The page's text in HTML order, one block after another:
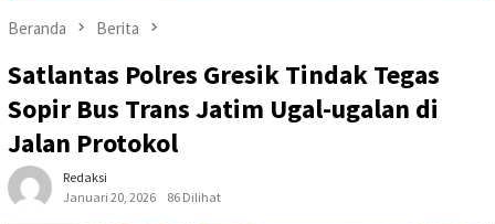
Beranda Berita
Satlantas Polres Gresik Tindak Tegas
Sopir Bus Trans Jatim Ugal-ugalan di
Jalan Protokol
Redaksi
Januari 20, 2026
86 Dilihat